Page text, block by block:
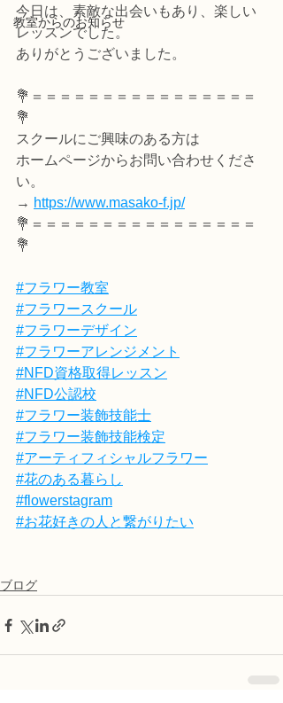
教室からのお知らせ
今日は、素敵な出会いもあり、楽しい
レッスンでした。
ありがとうございました。
💐＝＝＝＝＝＝＝＝＝＝＝＝＝＝＝＝
💐
スクールにご興味のある方は
ホームページからお問い合わせくださ
い。
→ https://www.masako-f.jp/
💐＝＝＝＝＝＝＝＝＝＝＝＝＝＝＝＝
💐
#フラワー教室
#フラワースクール
#フラワーデザイン
#フラワーアレンジメント
#NFD資格取得レッスン
#NFD公認校
#フラワー装飾技能士
#フラワー装飾技能検定
#アーティフィシャルフラワー
#花のある暮らし
#flowerstagram
#お花好きの人と繋がりたい
ブログ